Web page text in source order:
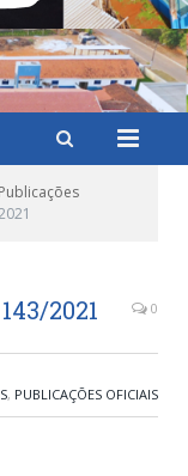
2021 0
, PUBLICAÇÕES OFICIAIS